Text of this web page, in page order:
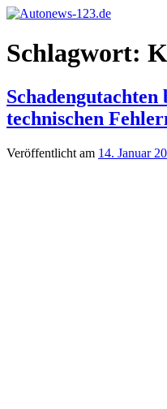
Zum
springen
Autonews-
123.de
Autonews
mit
Schlagwort:
technischen
Veröffentlicht am 14. Januar